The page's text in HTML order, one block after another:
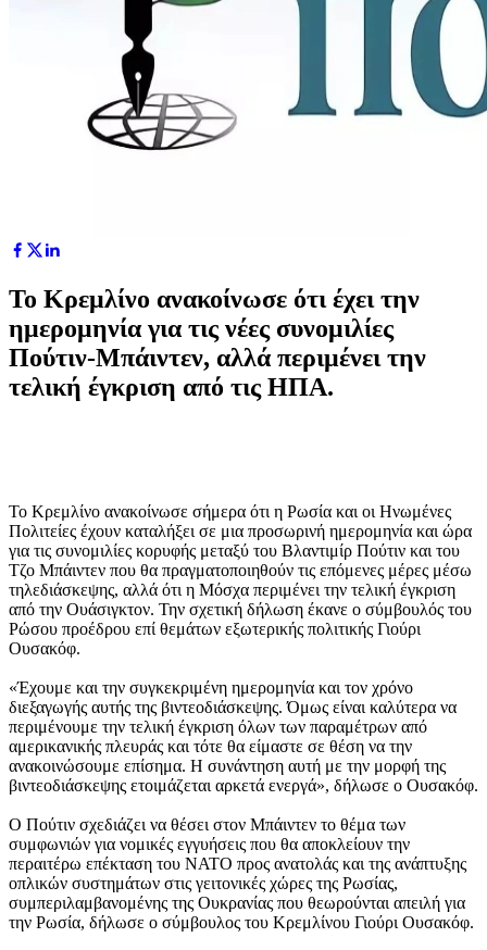
Το Κρεμλίνο ανακοίνωσε ότι έχει την
ημερομηνία για τις νέες συνομιλίες
Πούτιν-Μπάιντεν, αλλά περιμένει την
τελική έγκριση από τις ΗΠΑ.
Το Κρεμλίνο ανακοίνωσε σήμερα ότι η Ρωσία και οι Ηνωμένες
Πολιτείες έχουν καταλήξει σε μια προσωρινή ημερομηνία και ώρα
για τις συνομιλίες κορυφής μεταξύ του Βλαντιμίρ Πούτιν και του
Τζο Μπάιντεν που θα πραγματοποιηθούν τις επόμενες μέρες μέσω
τηλεδιάσκεψης, αλλά ότι η Μόσχα περιμένει την τελική έγκριση
από την Ουάσιγκτον. Την σχετική δήλωση έκανε ο σύμβουλός του
Ρώσου προέδρου επί θεμάτων εξωτερικής πολιτικής Γιούρι
Ουσακόφ.
«Έχουμε και την συγκεκριμένη ημερομηνία και τον χρόνο
διεξαγωγής αυτής της βιντεοδιάσκεψης. Όμως είναι καλύτερα να
περιμένουμε την τελική έγκριση όλων των παραμέτρων από
αμερικανικής πλευράς και τότε θα είμαστε σε θέση να την
ανακοινώσουμε επίσημα. Η συνάντηση αυτή με την μορφή της
βιντεοδιάσκεψης ετοιμάζεται αρκετά ενεργά», δήλωσε ο Ουσακόφ.
Ο Πούτιν σχεδιάζει να θέσει στον Μπάιντεν το θέμα των
συμφωνιών για νομικές εγγυήσεις που θα αποκλείουν την
περαιτέρω επέκταση του ΝΑΤΟ προς ανατολάς και της ανάπτυξης
οπλικών συστημάτων στις γειτονικές χώρες της Ρωσίας,
συμπεριλαμβανομένης της Ουκρανίας που θεωρούνται απειλή για
την Ρωσία, δήλωσε ο σύμβουλος του Κρεμλίνου Γιούρι Ουσακόφ.